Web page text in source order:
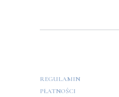
REGULAMIN
PŁATNOŚCI